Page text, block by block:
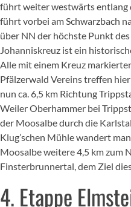
führt weiter westwärts entlang
führt vorbei am Schwarzbach
über NN der höchste Punkt
Johanniskreuz ist ein
Alle mit einem Kreuz
Pfälzerwald Vereins treffen
nun ca. 6,5 km Richtung
Weiler Oberhammer bei
der Moosalbe durch die
Klug’schen Mühle wandert
Moosalbe weitere 4,5 km zum
Finsterbrunnertal, dem Ziel
4. Etappe